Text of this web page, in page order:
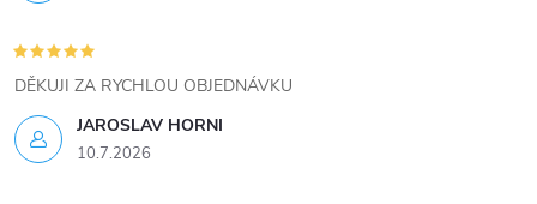
r
v
k
y
JAROSLAV HORNI
10.7.2026
DĚKUJI ZA RYCHLOU OBJEDNÁVKU